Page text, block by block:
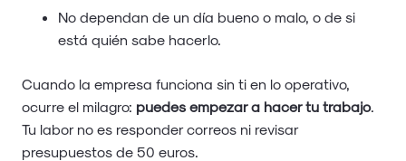
No dependan de un día bueno o malo, o de si
está quién sabe hacerlo.
Cuando la empresa funciona sin ti en lo operativo,
ocurre el milagro: puedes empezar a hacer tu trabajo.
Tu labor no es responder correos ni revisar
presupuestos de 50 euros.